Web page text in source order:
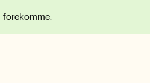
forekomme.